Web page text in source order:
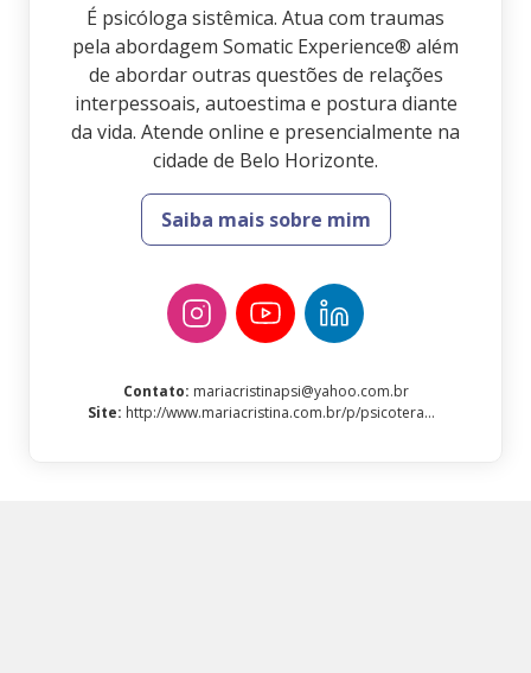
É psicóloga sistêmica. Atua com traumas
pela abordagem Somatic Experience® além
de abordar outras questões de relações
interpessoais, autoestima e postura diante
da vida. Atende online e presencialmente na
cidade de Belo Horizonte.
Saiba mais sobre mim
Contato: mariacristinapsi@yahoo.com.br
Site: http://www.mariacristina.com.br/p/psicoterapia.html